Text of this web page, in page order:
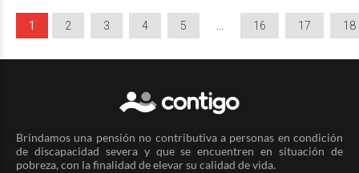
1 2 3 4 5 16 17 18
Brindamos una pensión no contributiva a personas en condición
de discapacidad severa y que se encuentren en situación de
pobreza, con la finalidad de elevar su calidad de vida.